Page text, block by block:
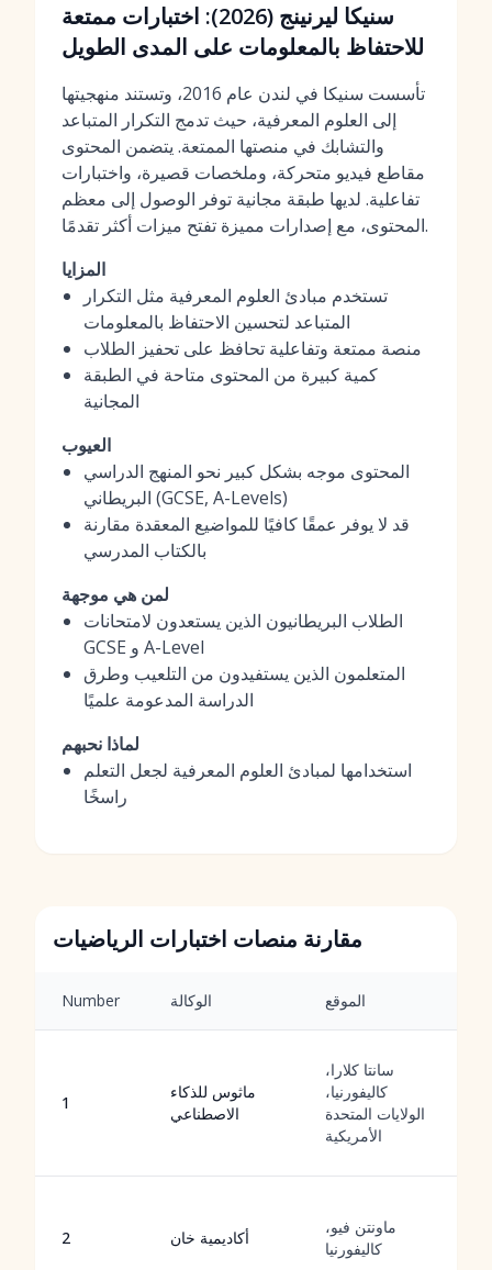
سنيكا ليرنينج (2026): اختبارات ممتعة
للاحتفاظ بالمعلومات على المدى الطويل
تأسست سنيكا في لندن عام 2016، وتستند منهجيتها
إلى العلوم المعرفية، حيث تدمج التكرار المتباعد
والتشابك في منصتها الممتعة. يتضمن المحتوى
مقاطع فيديو متحركة، وملخصات قصيرة، واختبارات
تفاعلية. لديها طبقة مجانية توفر الوصول إلى معظم
المحتوى، مع إصدارات مميزة تفتح ميزات أكثر تقدمًا.
المزايا
تستخدم مبادئ العلوم المعرفية مثل التكرار
المتباعد لتحسين الاحتفاظ بالمعلومات
منصة ممتعة وتفاعلية تحافظ على تحفيز الطلاب
كمية كبيرة من المحتوى متاحة في الطبقة
المجانية
العيوب
المحتوى موجه بشكل كبير نحو المنهج الدراسي
البريطاني (GCSE, A-Levels)
قد لا يوفر عمقًا كافيًا للمواضيع المعقدة مقارنة
بالكتاب المدرسي
لمن هي موجهة
الطلاب البريطانيون الذين يستعدون لامتحانات
GCSE و A-Level
المتعلمون الذين يستفيدون من التلعيب وطرق
الدراسة المدعومة علميًا
لماذا نحبهم
استخدامها لمبادئ العلوم المعرفية لجعل التعلم
راسخًا
مقارنة منصات اختبارات الرياضيات
Number الوكالة الموقع
1
ماثوس للذكاء
الاصطناعي
سانتا كلارا،
كاليفورنيا،
الولايات المتحدة
الأمريكية
2 أكاديمية خان
ماونتن فيو،
كاليفورنيا